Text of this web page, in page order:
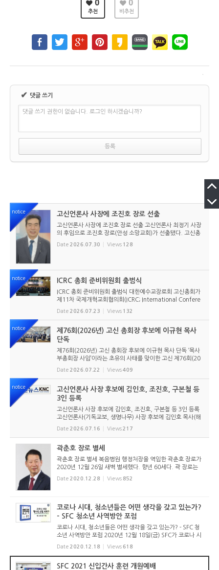
0
추천
0
비추천
✔ 댓글 쓰기
댓글 쓰기 권한이 없습니다. 로그인 하시겠습니까?
notice 고신언론사 사장에 조진호 장로 선출
고신언론사 사장에 조진호 장로 선출 고신언론사 최정기 사장
의 후임으로 조진호 장로(안성 소망교회)가 선출됐다. 고신총
회 유지재단 이사회는 2026년 7월 30일(목) 오전 11시 고신
총회회관 3층에서 임시이사회를 열고, 조진호 장로를 차기 사
Date 2026.07.30 Views 128
notice ICRC 총회 준비위원회 출범식
ICRC 총회 준비위원회 출범식 대한예수교장로회 고신총회가
제11차 국제개혁교회협의회(ICRC; International Confere
nce of Reformed Churches) 총회를 앞두고 본격적인 준비
에 들어갔다. 2026년 7월 20일 서울 남서울교회에서 ‘ICRC
Date 2026.07.23 Views 132
notice
제76회(2026년) 고신 총회장 후보에 이규현 목사
단독
제76회(2026년) 고신 총회장 후보에 이규현 목사 단독 ‘목사
부총회장 사임’이라는 초유의 사태를 맞이한 고신 제76회(20
26년) 총회장 후보에 이규현 목사(인천노회) 단독으로 입후보
했다. 6월 9일 경남마산노회의 추천을 받아 입후보했던 강영
Date 2026.07.22 Views409
notice
고신언론사 사장 후보에 김인호, 조진호, 구본철 등
3인 등록
고신언론사 사장 후보에 김인호, 조진호, 구본철 등 3인 등록
고신언론사(기독교보, 생명나무) 사장 후보에 김인호 목사(해
오름교회), 조진호 장로(소망교회), 구본철 장로(남서울교회)
가 등록했다. 당초 김희종 목사(유호교회)도 거론되었으나 최
Date 2026.07.16 Views217
곽춘호 장로 별세
곽춘호 장로 별세 복음병원 행정처장을 역임한 곽춘호 장로가
2020년 12월 26일 새벽 별세했다. 향년 60세다. 곽 장로는
장기려기념사업회 사무국장을 역임했다. 또한 총회장을 역임
한 고(故) 곽삼찬 목사의 장남이기도 하다. 손재익 객원기자 (r
Date 2020.12.28 Views 852
코로나 시대, 청소년들은 어떤 생각을 갖고 있는가?
- SFC 청소년 사역방안 포럼
코로나 시대, 청소년들은 어떤 생각을 갖고 있는가? - SFC 청
소년 사역방안 포럼 2020년 12월 18일(금) SFC가 코로나 시
대에 청소년들이 어떤 생각을 갖고 있는지를 조사한 결과를 발
표했다. SFC는 2020년 10월 25일부터 11월 8일까지 3주간,
전국 16개 시도(...
Date 2020.12.18 Views 618
SFC 2021 신입간사 훈련 개원예배